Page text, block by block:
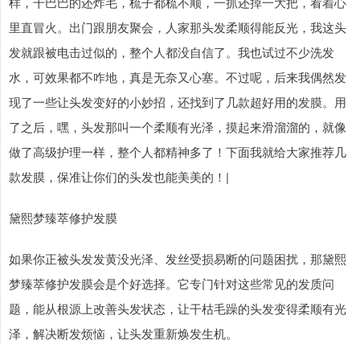
里直冒火。出门跟朋友聚会，人家那头发柔顺得能反光，我这头
发就跟被电击过似的，整个人都没自信了。我也试过不少洗发
水，可效果都不咋地，真是无奈又心塞。不过呢，后来我偶然发
现了一些让头发变好的小妙招，还找到了几款超好用的发膜。用
了之后，嘿，头发那叫一个柔顺有光泽，摸起来滑溜溜的，就像
做了高级护理一样，整个人都精神多了！下面我就给大家推荐几
款发膜，保准让你们的头发也能美美的！|
黛熙梦臻萃修护发膜
如果你正被头发发黄没光泽、发丝受损易断的问题困扰，那黛熙
梦臻萃修护发膜会是个好选择。它专门针对这些常见的发质问
题，能从根源上改善头发状态，让干枯毛躁的头发变得柔顺有光
泽，解决断发烦恼，让头发重新焕发生机。